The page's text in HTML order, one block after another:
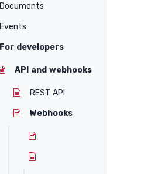
Documents
Events
For developers
API and webhooks
REST API
Webhooks